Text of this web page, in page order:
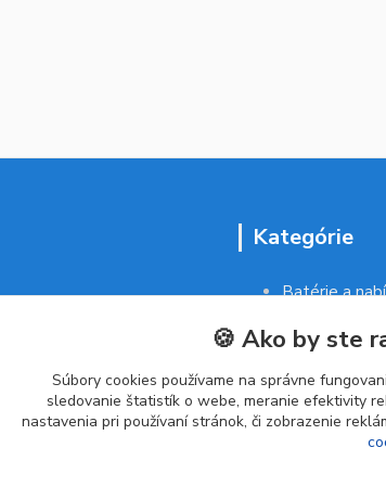
Kategórie
Batérie a
Malé
Kancelárske
🍪 Ako by ste
Súbory cookies používame na správne
sledovanie štatistík o webe, meranie efektivity
nastavenia pri používaní stránok, či zobrazenie